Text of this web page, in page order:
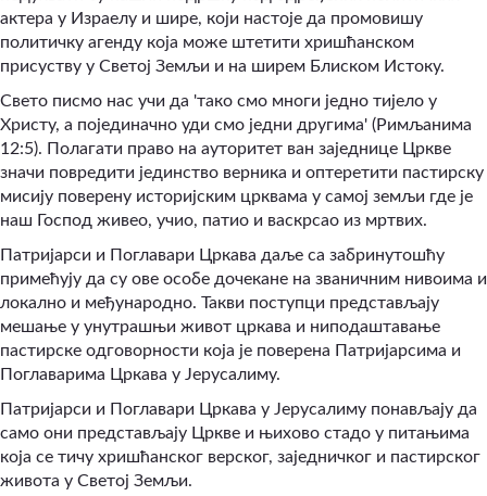
актера у Израелу и шире, који настоје да промовишу
политичку агенду која може штетити хришћанском
присуству у Светој Земљи и на ширем Блиском Истоку.
Свето писмо нас учи да 'тако смо многи једно тијело у
Христу, а појединачно уди смо једни другима' (Римљанима
12:5). Полагати право на ауторитет ван заједнице Цркве
значи повредити јединство верника и оптеретити пастирску
мисију поверену историјским црквама у самој земљи где је
наш Господ живео, учио, патио и васкрсао из мртвих.
Патријарси и Поглавари Цркава даље са забринутошћу
примећују да су ове особе дочекане на званичним нивоима и
локално и међународно. Такви поступци представљају
мешање у унутрашњи живот цркава и ниподаштавање
пастирске одговорности која је поверена Патријарсима и
Поглаварима Цркава у Јерусалиму.
Патријарси и Поглавари Цркава у Јерусалиму понављају да
само они представљају Цркве и њихово стадо у питањима
која се тичу хришћанског верског, заједничког и пастирског
живота у Светој Земљи.